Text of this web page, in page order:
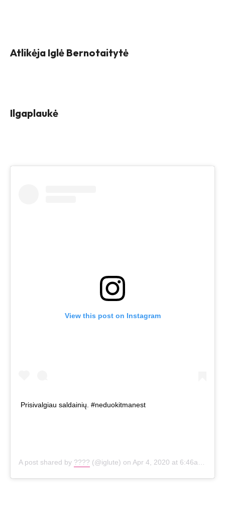
Atlikėja Iglė Bernotaitytė
Ilgaplaukė
View this post on Instagram
Prisivalgiau saldainių. #neduokitmanest
A post shared by ???? (@iglute) on Apr 4, 2020 at 6:46am PDT